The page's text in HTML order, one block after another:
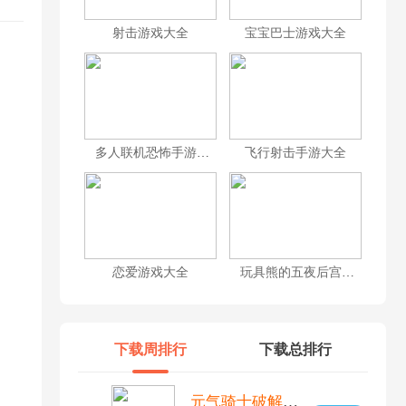
射击游戏大全 宝宝巴士游戏大全
多人联机恐怖手游合集 飞行射击手游大全
恋爱游戏大全 玩具熊的五夜后宫游戏大全
下载周排行 下载总排行
元气骑士破解版全无限内置修改器